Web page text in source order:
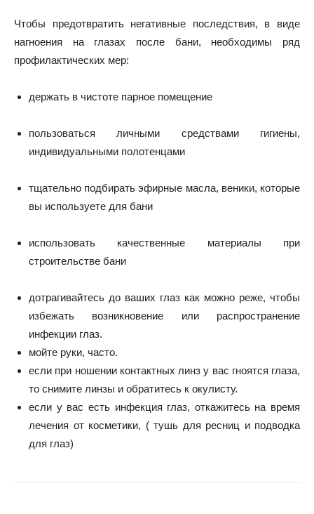
Чтобы предотвратить негативные последствия, в виде
нагноения на глазах после бани, необходимы ряд
профилактических мер:
держать в чистоте парное помещение
пользоваться личными средствами гигиены,
индивидуальными полотенцами
тщательно подбирать эфирные масла, веники, которые
вы используете для бани
использовать качественные материалы при
строительстве бани
дотрагивайтесь до ваших глаз как можно реже, чтобы
избежать возникновение или распространение
инфекции глаз.
мойте руки, часто.
если при ношении контактных линз у вас гноятся глаза,
то снимите линзы и обратитесь к окулисту.
если у вас есть инфекция глаз, откажитесь на время
лечения от косметики, ( тушь для ресниц и подводка
для глаз)